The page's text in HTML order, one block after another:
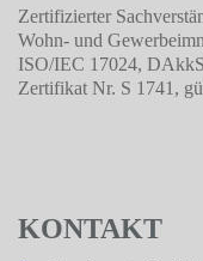
Zertifizierter
Wohn- und
ISO/IEC 17024,
Zertifikat Nr. S 1741,
KONTAKT